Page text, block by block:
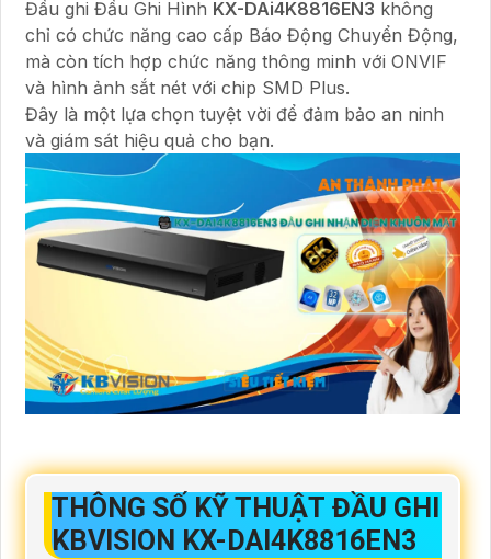
Đầu ghi Đầu Ghi Hình KX-DAi4K8816EN3 không
chỉ có chức năng cao cấp Báo Động Chuyển Động,
mà còn tích hợp chức năng thông minh với ONVIF
và hình ảnh sắt nét với chip SMD Plus.
Đây là một lựa chọn tuyệt vời để đảm bảo an ninh
và giám sát hiệu quả cho bạn.
THÔNG SỐ KỸ THUẬT ĐẦU GHI
KBVISION KX-DAI4K8816EN3